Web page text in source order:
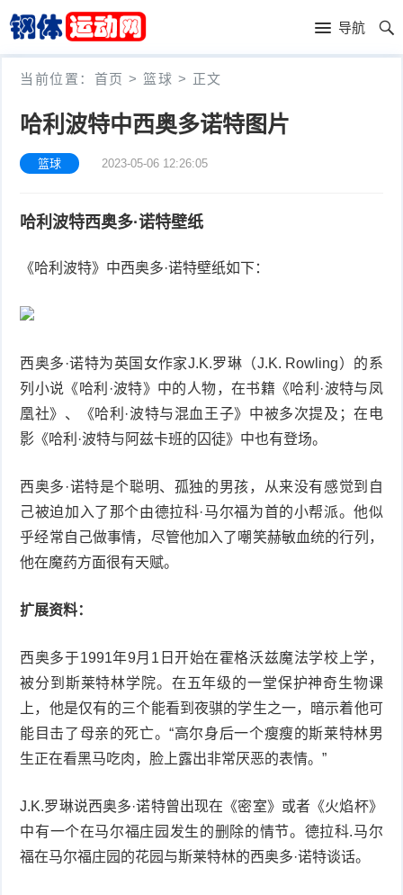
导航
首
页
体
当前位置： 首页 >篮球 > 正文
哈利波特中西奥多诺特图片
篮球 2023-05-06 12:26:05
哈利波特西奥多·诺特壁纸
《哈利波特》中西奥多·诺特壁纸如下：
西奥多·诺特为英国女作家J.K.罗琳（J.K. Rowling）的系
列小说《哈利·波特》中的人物，在书籍《哈利·波特与凤
凰社》、《哈利·波特与混血王子》中被多次提及；在电
影《哈利·波特与阿兹卡班的囚徒》中也有登场。
西奥多·诺特是个聪明、孤独的男孩，从来没有感觉到自
己被迫加入了那个由德拉科·马尔福为首的小帮派。他似
乎经常自己做事情，尽管他加入了嘲笑赫敏血统的行列，
他在魔药方面很有天赋。
扩展资料：
西奥多于1991年9月1日开始在霍格沃兹魔法学校上学，
被分到斯莱特林学院。在五年级的一堂保护神奇生物课
上，他是仅有的三个能看到夜骐的学生之一，暗示着他可
能目击了母亲的死亡。“高尔身后一个瘦瘦的斯莱特林男
生正在看黑马吃肉，脸上露出非常厌恶的表情。”
J.K.罗琳说西奥多·诺特曾出现在《密室》或者《火焰杯》
中有一个在马尔福庄园发生的删除的情节。德拉科.马尔
福在马尔福庄园的花园与斯莱特林的西奥多·诺特谈话。